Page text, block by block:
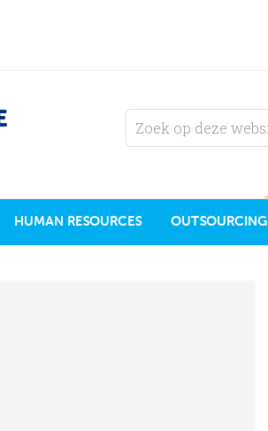
HUMAN RESOURCES OUTSOURCING